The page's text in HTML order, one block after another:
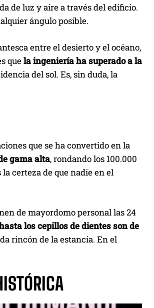
de luz y aire a través del edificio.
ángulo posible.
entre el desierto y el océano,
quela ingeniería ha superado a la
del sol. Es, sin duda, la
que se ha convertido en la
gama alta, rondando los 100.000
certeza de que nadie en el
de mayordomo personal las 24
los cepillos de dientes son de
rincón de la estancia. En el